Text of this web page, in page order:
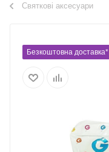
Святкові аксесуари
Безкоштовна доставка*